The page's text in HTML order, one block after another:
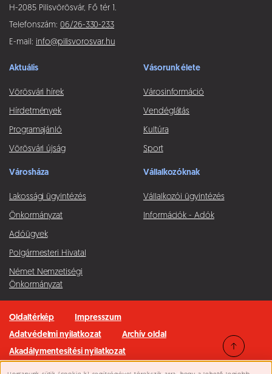
H-2085 Pilisvörösvár, Fő tér 1.
Telefonszám: 06/26-330-233
E-mail: info@pilisvorosvar.hu
Aktuális
Vörösvári hírek
Hírdetmények
Programajánló
Vörösvári újság
Vásorunk élete
Városinformáció
Vendéglátás
Kultúra
Sport
Városháza
Lakossági ügyintézés
Önkormányzat
Adóügyek
Polgármesteri Hivatal
Német Nemzetiségi
Önkormányzat
Vállalkozóknak
Vállalkozói ügyintézés
Információk - Adók
Oldaltérkép
Impresszum
Adatvédelmi nyilatkozat
Archív oldal
Akadálymentesítési nyilatkozat